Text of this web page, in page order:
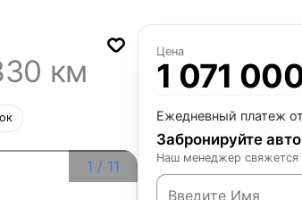
км
1 / 11
Цена
1 071
Ежедневный платеж от
Забронируйте
Наш менеджер